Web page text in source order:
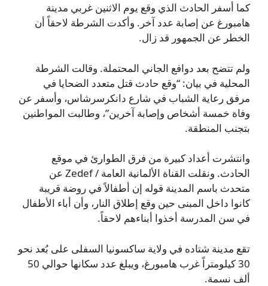
كما أسفر الحادث الذي وقع يوم الاثنين غربي مدينة
هامبورغ عن إصابة عدد آخر. وأكدت الشرطة لاحقاً أن
الخطر عن الجمهور قد زال.
ولم تتضح بعد دوافع الجاني المحتملة. وقالت الشرطة
المحلية في بيان: “وقع حادث قتل متعدد الضحايا في
مرفق رعاية الشباب في شارع دانكرسرشاس، وأسفر عن
وفاة خمسة أشخاص وإصابة آخرين”، وطالبت المواطنين
بتجنب المنطقة.
وانتشرت أعداد كبيرة من فرق الطوارئ في موقع
الحادث. ونقلت القناة الألمانية العامة / Zedef عن
متحدث باسم المدينة قوله إن أطفالاً في روضة قريبة
كانوا داخل المبنى حين وقع إطلاق النار، وأن أباء الأطفال
في سن المدرسة أخذوا أبناءهم لاحقاً.
تقع مدينة شتاده في ولاية ساكسونيا السفلى على بُعد نحو
30 كيلومتراً غرب هامبورغ، ويبلغ عدد سكانها حوالي 50
ألف نسمة.